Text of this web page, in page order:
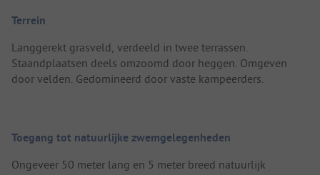
Terrein
Langgerekt grasveld, verdeeld in twee terrassen.
Staandplaatsen deels omzoomd door heggen. Omgeven
door velden. Gedomineerd door vaste kampeerders.
Toegang tot natuurlijke zwemgelegenheden
Ongeveer 50 meter lang en 5 meter breed natuurlijk